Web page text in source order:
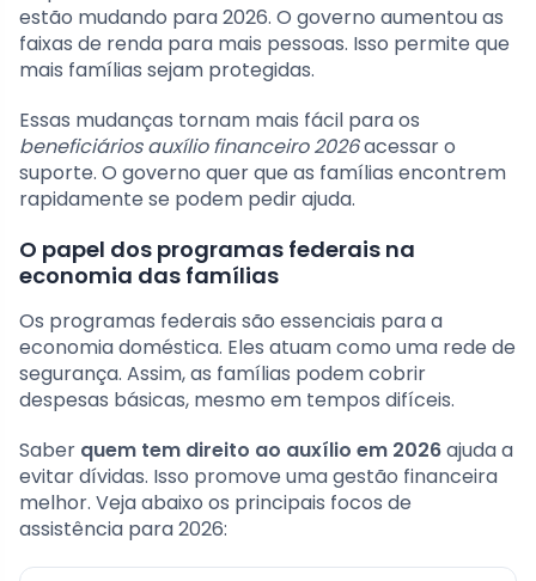
estão mudando para 2026. O governo aumentou as
faixas de renda para mais pessoas. Isso permite que
mais famílias sejam protegidas.
Essas mudanças tornam mais fácil para os
beneficiários auxílio financeiro 2026acessar o
suporte. O governo quer que as famílias encontrem
rapidamente se podem pedir ajuda.
O papel dos programas federais na
economia das famílias
Os programas federais são essenciais para a
economia doméstica. Eles atuam como uma rede de
segurança. Assim, as famílias podem cobrir
despesas básicas, mesmo em tempos difíceis.
Saber quem tem direito ao auxílio em 2026ajuda a
evitar dívidas. Isso promove uma gestão financeira
melhor. Veja abaixo os principais focos de
assistência para 2026: